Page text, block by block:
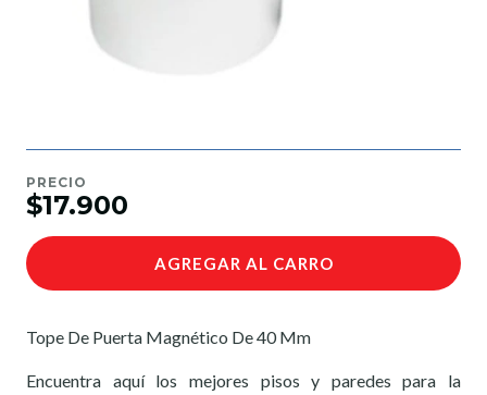
PRECIO
$17.900
AGREGAR AL CARRO
Tope De Puerta Magnético De 40 Mm
Encuentra aquí los mejores pisos y paredes para la